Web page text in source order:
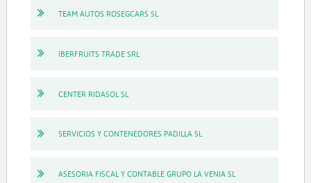
TEAM AUTOS ROSEGCARS SL
IBERFRUITS TRADE SRL
CENTER RIDASOL SL
SERVICIOS Y CONTENEDORES PADILLA SL
ASESORIA FISCAL Y CONTABLE GRUPO LA VENIA SL